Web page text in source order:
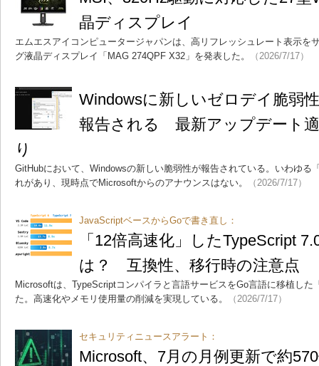
晶ディスプレイ
エムエスアイコンピュータージャパンは、高リフレッシュレート表示を
グ液晶ディスプレイ「MAG 274QPF X32」を発表した。
（2026/7/17）
Windowsに新しいゼロデイ脆弱
報告される 最新アップデート
り
GitHubにおいて、Windowsの新しい脆弱性が報告されている。いわゆる
れがあり、現時点でMicrosoftからのアナウンスはない。
（2026/7/17）
JavaScriptベースからGoで書き直し：
「12倍高速化」したTypeScript
は？ 互換性、移行時の注意点
Microsoftは、TypeScriptコンパイラと言語サービスをGo言語に移植した
た。高速化やメモリ使用量の削減を実現している。
（2026/7/17）
セキュリティニュースアラート：
Microsoft、7月の月例更新で約